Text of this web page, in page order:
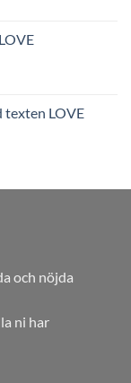
texten LOVE
och nöjda
ni har